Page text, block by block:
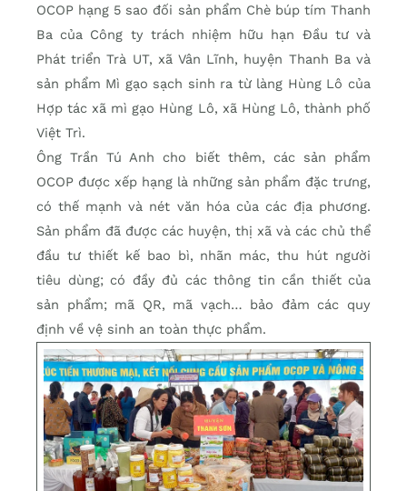
OCOP hạng 5 sao đối sản phẩm Chè búp tím Thanh
Ba của Công ty trách nhiệm hữu hạn Đầu tư và
Phát triển Trà UT, xã Vân Lĩnh, huyện Thanh Ba và
sản phẩm Mì gạo sạch sinh ra từ làng Hùng Lô của
Hợp tác xã mì gạo Hùng Lô, xã Hùng Lô, thành phố
Việt Trì.
Ông Trần Tú Anh cho biết thêm, các sản phẩm
OCOP được xếp hạng là những sản phẩm đặc trưng,
có thế mạnh và nét văn hóa của các địa phương.
Sản phẩm đã được các huyện, thị xã và các chủ thể
đầu tư thiết kế bao bì, nhãn mác, thu hút người
tiêu dùng; có đầy đủ các thông tin cần thiết của
sản phẩm; mã QR, mã vạch… bảo đảm các quy
định về vệ sinh an toàn thực phẩm.